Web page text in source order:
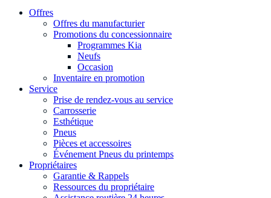
Offres
Offres du manufacturier
Promotions du concessionnaire
Programmes Kia
Neufs
Occasion
Inventaire en promotion
Service
Prise de rendez-vous au service
Carrosserie
Esthétique
Pneus
Pièces et accessoires
Événement Pneus du printemps
Propriétaires
Garantie & Rappels
Ressources du propriétaire